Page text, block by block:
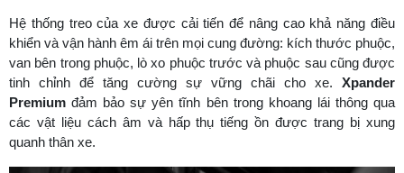
Hệ thống treo của xe được cải tiến để nâng cao khả năng điều
khiển và vận hành êm ái trên mọi cung đường: kích thước phuộc,
van bên trong phuộc, lò xo phuộc trước và phuộc sau cũng được
tinh chỉnh để tăng cường sự vững chãi cho xe. Xpander
Premium đảm bảo sự yên tĩnh bên trong khoang lái thông qua
các vật liệu cách âm và hấp thụ tiếng ồn được trang bị xung
quanh thân xe.